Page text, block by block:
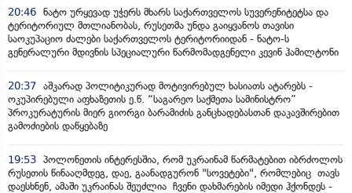
20:46 ნატო ურყევად უჭერს მხარს საქართველოს სუვერენიტეტსა და
ტერიტორიულ მთლიანობას, რუსეთმა უნდა გაიყვანოს თავისი
საოკუპაციო ძალები საქართველოს ტერიტორიიდან - ნატო-ს
გენერალური მდივნის სპეციალური წარმომადგენელი კევინ ჰამილტონი
20:37 აშკარად პოლიტიკურად მოტივირებულ ხასიათს ატარებს -
ოკუპირებული აფხაზეთის ე.წ. “საგარეო საქმეთა სამინისტრო”
პროკურატურის მიერ გიორგი ბარამიძის განცხადებასთან დაკავშირებით
გამოძიების დაწყებაზე
19:53 პოლონეთის ინტერესშია, რომ უკრაინამ წარმატებით იბრძოლოს
რუსეთის წინააღმდეგ, დაე, გაანადგურონ "სოვეტები", რომლებიც თავს
დაესხნენ, ამაში უკრაინას შეუძლია ჩვენი დახმარების იმედი ჰქონდეს -